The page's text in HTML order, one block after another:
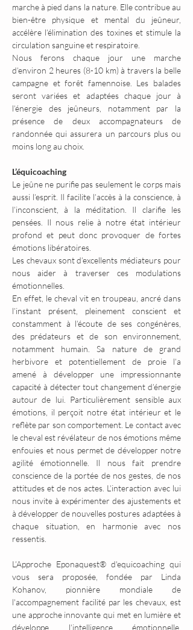
marche à pied dans la nature. Elle contribue au
bien-être physique et mental du jeûneur,
accélère l’élimination des toxines et stimule la
circulation sanguine et respiratoire.
Nous ferons chaque jour une marche
d’environ 2 heures (8-10 km) à travers la belle
campagne et forêt famennoise. Les balades
seront variées et adaptées chaque jour à
l’énergie des jeûneurs, notamment par la
présence de deux accompagnateurs de
randonnée qui assurera un parcours plus ou
moins long au choix.
L’équicoaching
Le jeûne ne purifie pas seulement le corps mais
aussi l’esprit. Il facilite l’accès à la conscience, à
l’inconscient, à la méditation. Il clarifie les
pensées. Il nous relie à notre état intérieur
profond et peut donc provoquer de fortes
émotions libératoires.
Les chevaux sont d’excellents médiateurs pour
nous aider à traverser ces modulations
émotionnelles.
En effet, le cheval vit en troupeau, ancré dans
l’instant présent, pleinement conscient et
constamment à l’écoute de ses congénères,
des prédateurs et de son environnement,
notamment humain. Sa nature de grand
herbivore et potentiellement de proie l’a
amené à développer une impressionnante
capacité à détecter tout changement d’énergie
autour de lui. Particulièrement sensible aux
émotions, il perçoit notre état intérieur et le
reflète par son comportement. Le contact avec
le cheval est révélateur de nos émotions même
enfouies et nous permet de développer notre
agilité émotionnelle. Il nous fait prendre
conscience de la portée de nos gestes, de nos
attitudes et de nos actes. L’interaction avec lui
nous invite à expérimenter des ajustements et
à développer de nouvelles postures adaptées à
chaque situation, en harmonie avec nos
ressentis.
L’Approche Eponaquest® d'equicoaching qui
vous sera proposée, fondée par Linda
Kohanov, pionnière mondiale de
l'accompagnement facilité par les chevaux, est
une approche innovante qui met en lumière et
développe l’intelligence émotionnelle,